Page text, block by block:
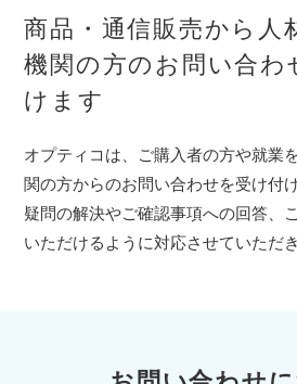
商品・通信販売から人
機関の方のお問い合わ
けます
オプティコは、ご購入者の方や就業
関の方からのお問い合わせを受け付け
疑問の解決やご確認事項への回答、
いただけるように対応させていただき